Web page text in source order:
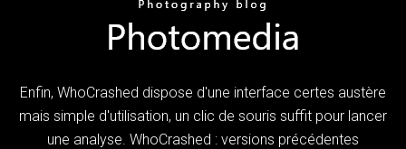
Enfin, WhoCrashed dispose d'une interface certes austère
mais simple d'utilisation, un clic de souris suffit pour lancer
une analyse. WhoCrashed : versions précédentes